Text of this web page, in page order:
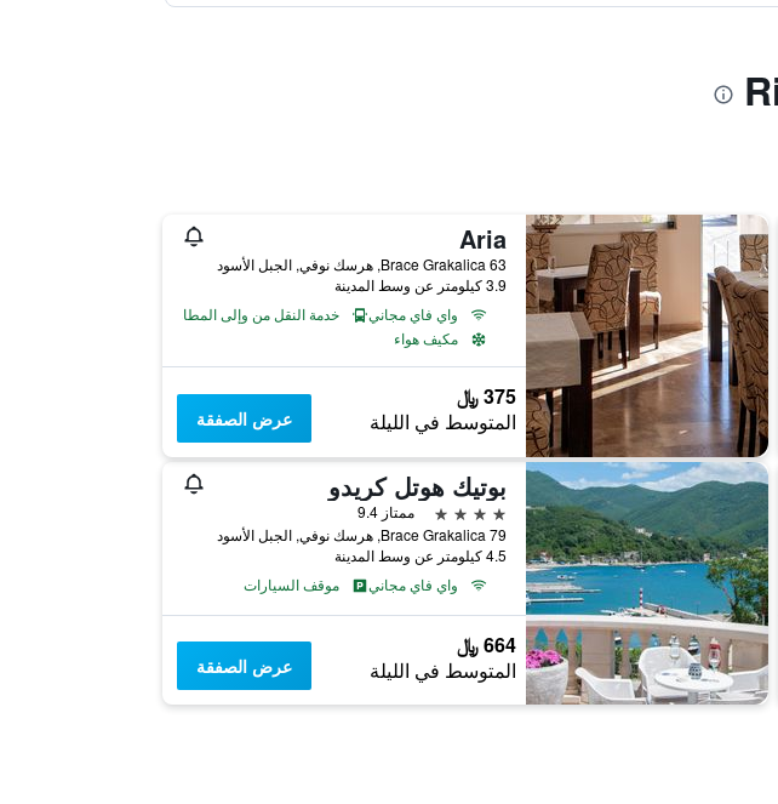
Aria
Brace Grakalica 63, هرسك نوفي, الجبل الأسود
3.9 كيلومتر عن وسط المدينة
واي فاي مجاني
خدمة النقل من وإلى المطار
مكيف هواء
375 ﷼
المتوسط في الليلة عرض الصفقة
بوتيك هوتل كريدو
4 نجوم
ممتاز 9.4
Brace Grakalica 79, هرسك نوفي, الجبل الأسود
4.5 كيلومتر عن وسط المدينة
واي فاي مجاني
موقف السيارات
664 ﷼
المتوسط في الليلة عرض الصفقة